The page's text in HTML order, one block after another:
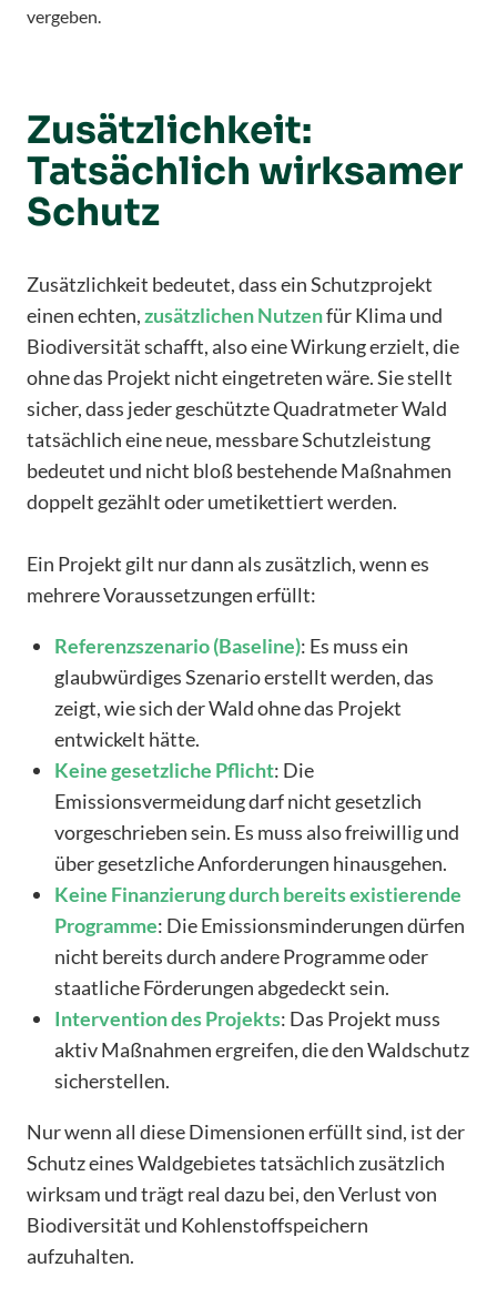
vergeben.
Zusätzlichkeit:
Tatsächlich wirksamer
Schutz
Zusätzlichkeit bedeutet, dass ein Schutzprojekt
einen echten,zusätzlichenNutzenfür Klima und
Biodiversität schafft, also eine Wirkung erzielt, die
ohne das Projekt nicht eingetreten wäre. Sie stellt
sicher, dass jeder geschützte Quadratmeter Wald
tatsächlich eine neue, messbare Schutzleistung
bedeutet und nicht bloß bestehende Maßnahmen
doppelt gezählt oder umetikettiert werden.
Ein Projekt gilt nur dann als zusätzlich, wenn es
mehrere Voraussetzungen erfüllt:
Referenzszenario(Baseline): Es muss ein
glaubwürdiges Szenario erstellt werden, das
zeigt, wie sich der Wald ohne das Projekt
entwickelt hätte.
Keinegesetzliche Pflicht: Die
Emissionsvermeidung darf nicht gesetzlich
vorgeschrieben sein. Es muss also freiwillig und
über gesetzliche Anforderungen hinausgehen.
Keine Finanzierungdurchbereitsexistierende
Programme: Die Emissionsminderungen dürfen
nicht bereits durch andere Programme oder
staatliche Förderungen abgedeckt sein.
InterventiondesProjekts: Das Projekt muss
aktiv Maßnahmen ergreifen, die den Waldschutz
sicherstellen.
Nur wenn all diese Dimensionen erfüllt sind, ist der
Schutz eines Waldgebietes tatsächlich zusätzlich
wirksam und trägt real dazu bei, den Verlust von
Biodiversität und Kohlenstoffspeichern
aufzuhalten.